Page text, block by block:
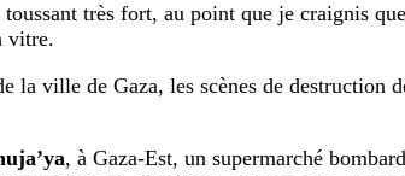
très fort, au point que je craignis
vitre.
la ville de Gaza, les scènes de destruction
, à Gaza-Est, un supermarché